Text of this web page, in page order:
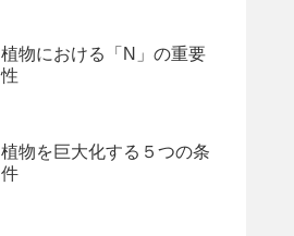
植物における「N」の重要
性
植物を巨大化する５つの条
件